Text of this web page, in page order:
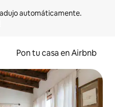
Pon tu casa en Airbnb